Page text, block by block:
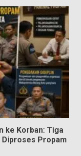
ke Korban: Tiga
Diproses Propam